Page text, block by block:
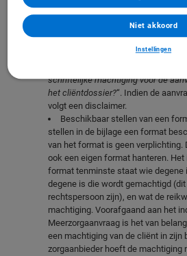
cliënt/wettelijk vertegenwoordiger
machtiging heeft afgegeven om
te dienen. De zorgaanbieder heeft
Wijziging in de rekenmodule: In
schriftelijke machtiging voor de
het cliëntdossier?“. Indien de
volgt een disclaimer.
Beschikbaar stellen van een
stellen in de bijlage een format
van het format is geen verplichting.
ook een eigen format hanteren.
format tenminste staat wie degene
degene is die wordt gemachtigd
rechtspersoon zijn), en wat de
machtiging. Voorafgaand aan het
Meerzorgaanvraag is het van
een machtiging van de cliënt in zijn
zorgaanbieder hoeft de machtiging
Instellingen
Niet akkoord